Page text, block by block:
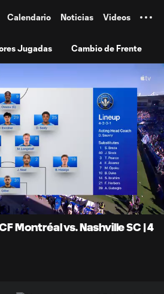
Calendario Noticias Videos
Jugadas Cambio de Frente
7:08
Subtitles
Montréal vs. Nashville SC | 4